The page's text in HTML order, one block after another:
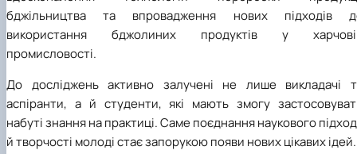
бджільництва та впровадження нових підходів
використання бджолиних продуктів у
промисловості.
До досліджень активно залучені не лише викладачі
аспіранти, а й студенти, які мають змогу
набуті знання на практиці. Саме поєднання наукового
й творчості молоді стає запорукою появи нових цікавих ідей.